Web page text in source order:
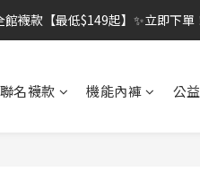
襪款【最低$149起】✨立即下單
襪款【最低$149起】✨立即下單
定】下單送✨WARX品牌質感杯
聯名襪款 機能內褲 公